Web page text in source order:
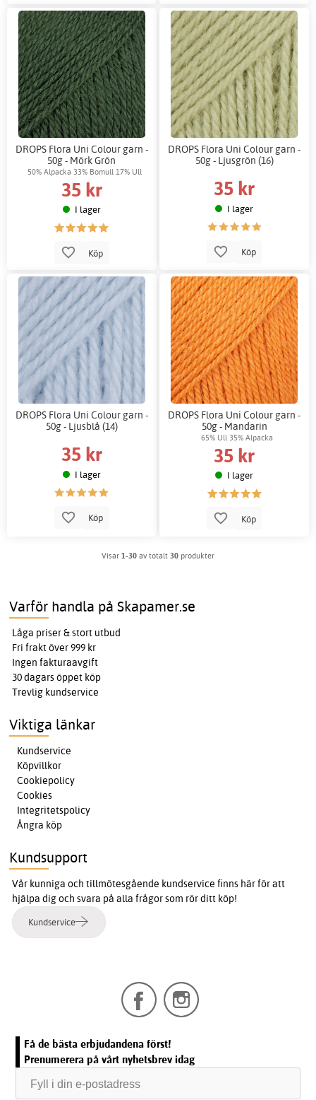
DROPS Flora Uni Colour garn -
50g - Mörk Grön
50% Alpacka 33% Bomull 17% Ull
35 kr
I lager
Köp
DROPS Flora Uni Colour garn -
50g - Ljusgrön (16)
35 kr
I lager
Köp
DROPS Flora Uni Colour garn -
50g - Ljusblå (14)
35 kr
I lager
Köp
DROPS Flora Uni Colour garn -
50g - Mandarin
65% Ull 35% Alpacka
35 kr
I lager
Köp
Visar 1-30 av totalt 30 produkter
Varför handla på Skapamer.se
Låga priser & stort utbud
Fri frakt över 999 kr
Ingen fakturaavgift
30 dagars öppet köp
Trevlig kundservice
Viktiga länkar
Kundservice
Köpvillkor
Cookiepolicy
Cookies
Integritetspolicy
Ångra köp
Kundsupport
Vår kunniga och tillmötesgående kundservice finns här för att
hjälpa dig och svara på alla frågor som rör ditt köp!
Kundservice
Få de bästa erbjudandena först!
Prenumerera på vårt nyhetsbrev idag